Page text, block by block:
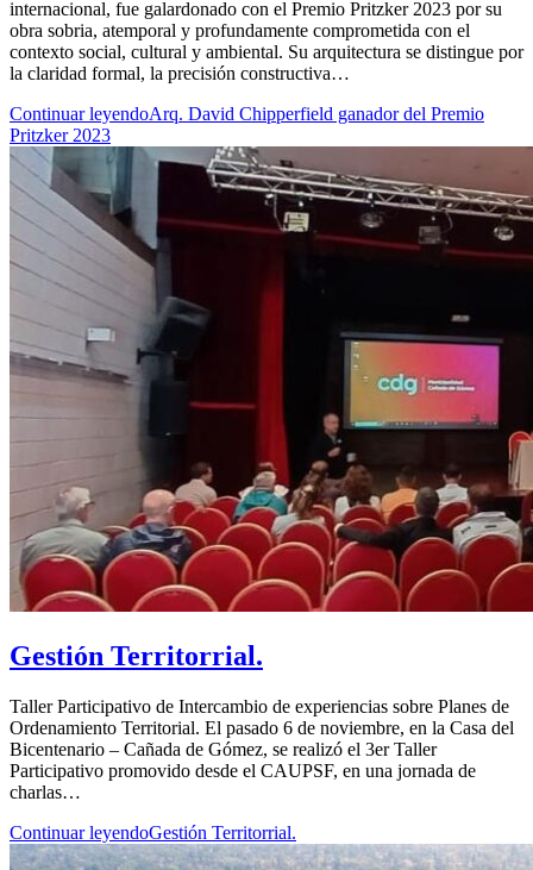
internacional, fue galardonado con el Premio Pritzker 2023 por su
obra sobria, atemporal y profundamente comprometida con el
contexto social, cultural y ambiental. Su arquitectura se distingue por
la claridad formal, la precisión constructiva…
Continuar leyendoArq. David Chipperfield ganador del Premio
Pritzker 2023
Gestión Territorrial.
Taller Participativo de Intercambio de experiencias sobre Planes de
Ordenamiento Territorial. El pasado 6 de noviembre, en la Casa del
Bicentenario – Cañada de Gómez, se realizó el 3er Taller
Participativo promovido desde el CAUPSF, en una jornada de
charlas…
Continuar leyendoGestión Territorrial.